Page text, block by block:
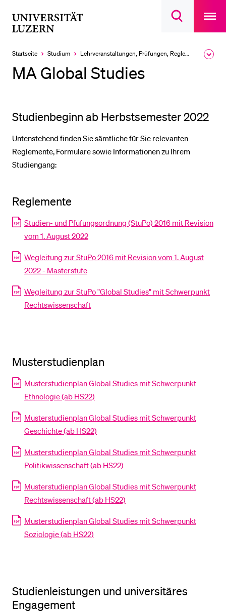
Suchdialog
main
Startseite Studium Lehrveranstaltungen, Prüfungen, Reglemente
MA Global Studies
Studienbeginn ab Herbstsemester 2022
Untenstehend finden Sie sämtliche für Sie relevanten
Reglemente, Formulare sowie Informationen zu Ihrem
Studiengang:
Reglemente
Studien- und Pfüfungsordnung (StuPo) 2016 mit Revision
vom 1. August 2022
Wegleitung zur StuPo 2016 mit Revision vom 1. August
2022 - Masterstufe
Wegleitung zur StuPo "Global Studies" mit Schwerpunkt
Rechtswissenschaft
Musterstudienplan
Musterstudienplan Global Studies mit Schwerpunkt
Ethnologie (ab HS22)
Musterstudienplan Global Studies mit Schwerpunkt
Geschichte (ab HS22)
Musterstudienplan Global Studies mit Schwerpunkt
Politikwissenschaft (ab HS22)
Musterstudienplan Global Studies mit Schwerpunkt
Rechtswissenschaft (ab HS22)
Musterstudienplan Global Studies mit Schwerpunkt
Soziologie (ab HS22)
Studienleistungen und universitäres
Engagement
LETZTE SUCHEN
DIE UNI FÜR…
Studierende
Forschende
Mitarbeitende
Förderer
Medien
BELIEBTE INHALTE
Vorlesungsverzeichnis
Bibliothek
Sportangebot